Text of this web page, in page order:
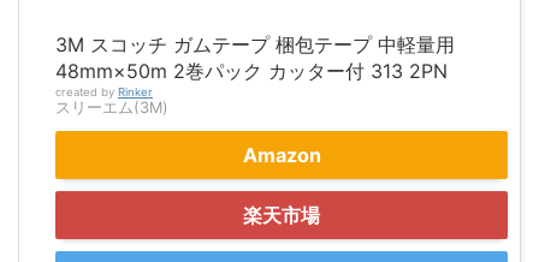
3M スコッチ ガムテープ 梱包テープ 中軽量用
48mm×50m 2巻パック カッター付 313 2PN
created by Rinker
スリーエム(3M)
Amazon
楽天市場